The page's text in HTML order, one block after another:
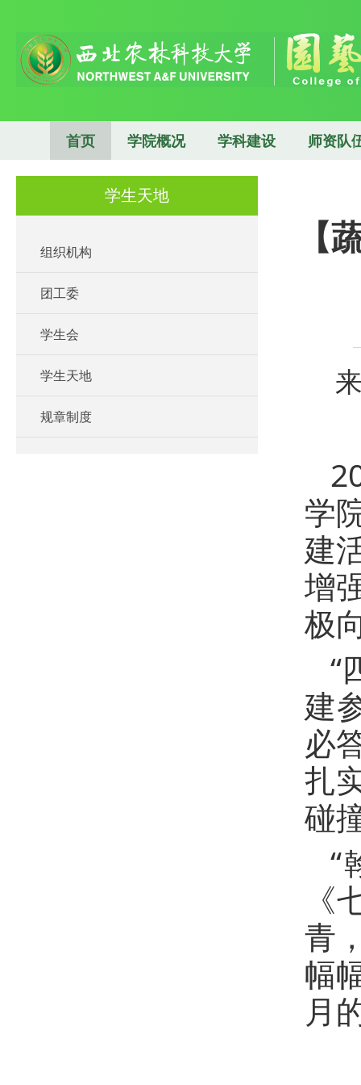
首页 学院概况 学科建设 师资队
学生天地
组织机构
团工委
学生会
学生天地
规章制度
【
学
建
增
极
“
建
必
扎
碰
“
青
幅
月